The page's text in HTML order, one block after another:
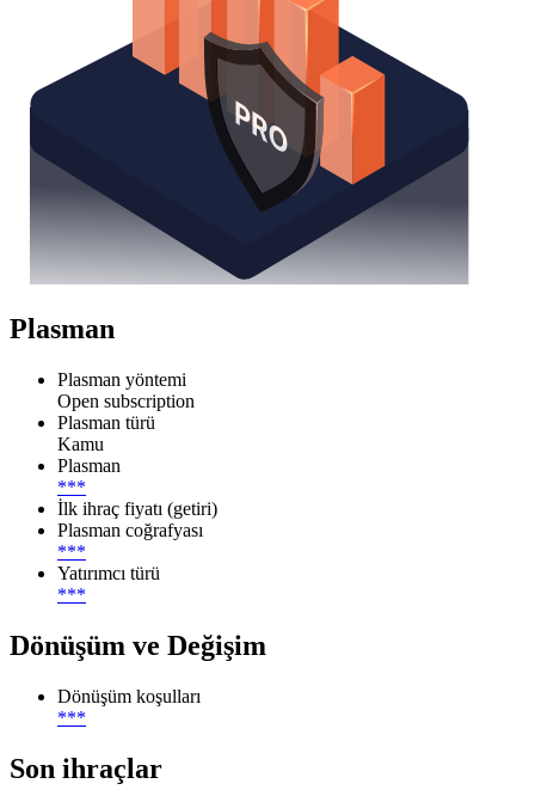
Plasman
Plasman yöntemi
Open subscription
Plasman türü
Kamu
Plasman
***
İlk ihraç fiyatı (getiri)
Plasman coğrafyası
***
Yatırımcı türü
***
Dönüşüm ve Değişim
Dönüşüm koşulları
***
Son ihraçlar